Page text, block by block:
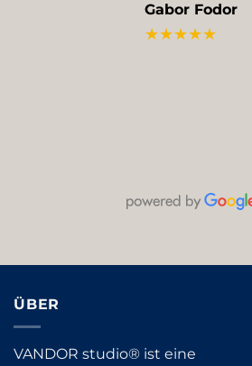
Gabor Fodor
★★★★★
ÜBER
VANDOR studio® ist eine